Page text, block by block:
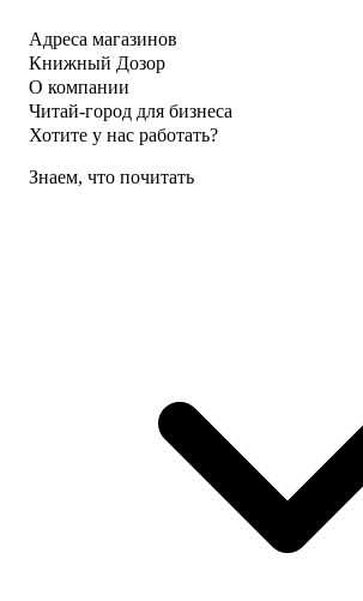
Адреса магазинов
Книжный Дозор
О компании
Читай-город для бизнеса
Хотите у нас работать?
Знаем, что почитать